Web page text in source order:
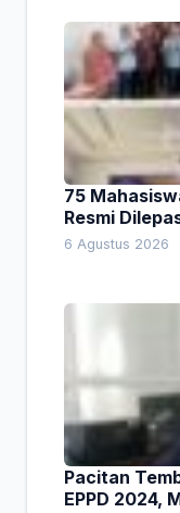
75
Resmi
Empat Pesan
6 Agustus 2026
Pacitan
EPPD 2024,